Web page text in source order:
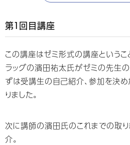
第１回目講座
この講座はゼミ形式の講座という
ラッグの濱田祐太氏がゼミの先生
ずは受講生の自己紹介、参加を決
りました。
次に講師の濱田氏のこれまでの取
介。